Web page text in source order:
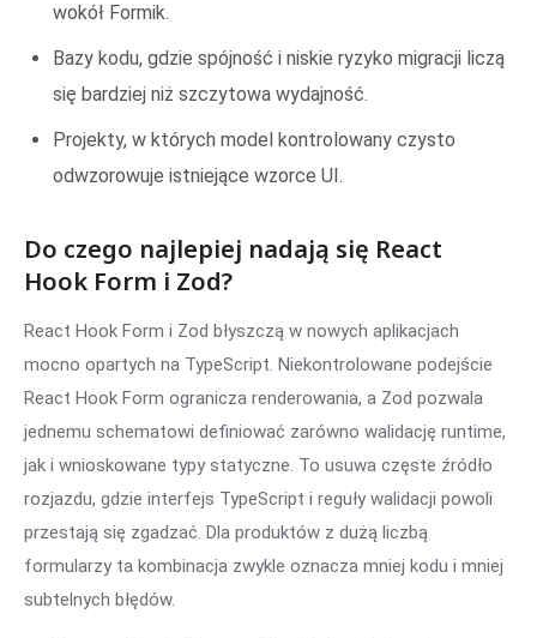
wokół Formik.
Bazy kodu, gdzie spójność i niskie ryzyko migracji liczą
się bardziej niż szczytowa wydajność.
Projekty, w których model kontrolowany czysto
odwzorowuje istniejące wzorce UI.
Do czego najlepiej nadają się React
Hook Form i Zod?
React Hook Form i Zod błyszczą w nowych aplikacjach
mocno opartych na TypeScript. Niekontrolowane podejście
React Hook Form ogranicza renderowania, a Zod pozwala
jednemu schematowi definiować zarówno walidację runtime,
jak i wnioskowane typy statyczne. To usuwa częste źródło
rozjazdu, gdzie interfejs TypeScript i reguły walidacji powoli
przestają się zgadzać. Dla produktów z dużą liczbą
formularzy ta kombinacja zwykle oznacza mniej kodu i mniej
subtelnych błędów.